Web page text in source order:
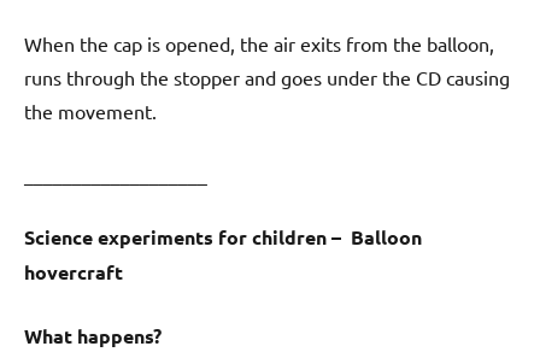
When the cap is opened, the air exits from the balloon,
runs through the stopper and goes under the CD causing
the movement.
Science experiments for children – Balloon
hovercraft
What happens?